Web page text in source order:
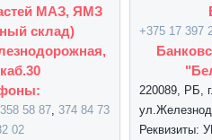
МАЗ, ЯМЗ
склад)
358 58 87, 374 84 73
02
+375 17 397
220089, РБ,
Реквизиты: